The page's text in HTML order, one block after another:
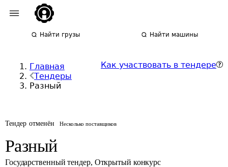
Найти грузы Найти машины
Главная
Тендеры
Разный
Как участвовать в тендере
Тендер отменён Несколько поставщиков
Разный
Государственный тендер, Открытый конкурс